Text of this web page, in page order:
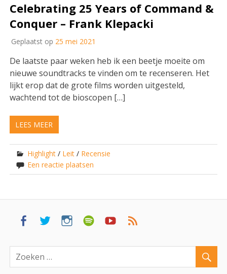
Celebrating 25 Years of Command &
Conquer – Frank Klepacki
Geplaatst op 25 mei 2021
De laatste paar weken heb ik een beetje moeite om
nieuwe soundtracks te vinden om te recenseren. Het
lijkt erop dat de grote films worden uitgesteld,
wachtend tot de bioscopen […]
LEES MEER
Highlight / Leit / Recensie
Een reactie plaatsen